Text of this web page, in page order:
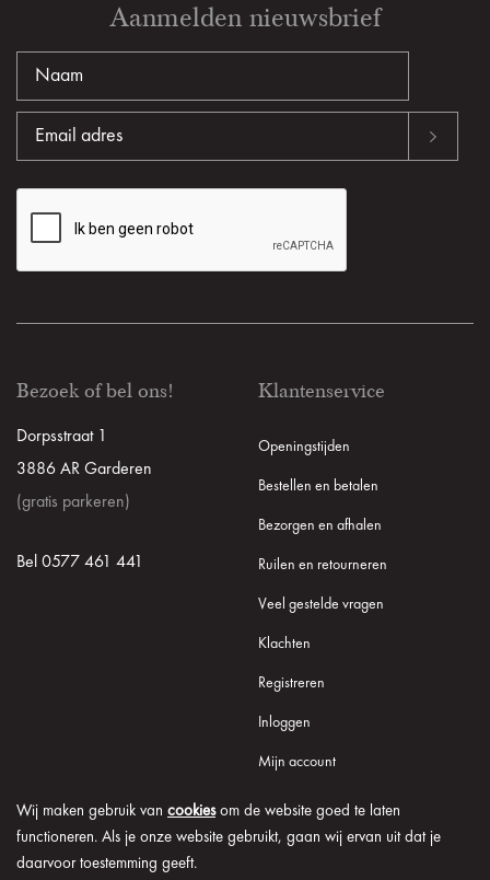
Wij maken gebruik van cookiesom de website goed te laten
functioneren. Als je onze website gebruikt, gaan wij ervan uit dat je
daarvoor toestemming geeft.
Aanmelden nieuwsbrief
Bezoek of bel ons!
Dorpsstraat 1
3886 AR Garderen
(gratis parkeren)
Bel 0577 461 441
Klantenservice
Openingstijden
Bestellen en betalen
Bezorgen en afhalen
Ruilen en retourneren
Veel gestelde vragen
Klachten
Registreren
Inloggen
Mijn account
© 2026 Onder de Lindeboom